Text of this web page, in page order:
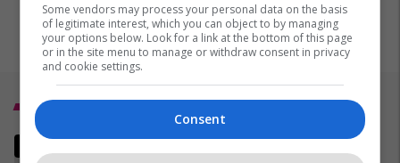
Top 5
Tërmet me magnitudë 4.8
Some vendors may process your personal data on the basis
of legitimate interest, which you can object to by managing
your options below. Look for a link at the bottom of this page
or in the site menu to manage or withdraw consent in privacy
and cookie settings.
Consent